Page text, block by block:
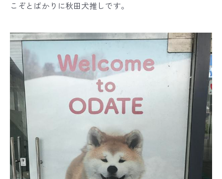
こぞとばかりに秋田犬推しです。